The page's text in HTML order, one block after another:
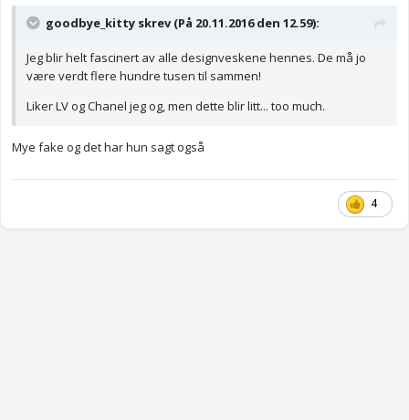
goodbye_kitty skrev (På 20.11.2016 den 12.59):
Jeg blir helt fascinert av alle designveskene hennes. De må jo
være verdt flere hundre tusen til sammen!
Liker LV og Chanel jeg og, men dette blir litt... too much.
Mye fake og det har hun sagt også
4